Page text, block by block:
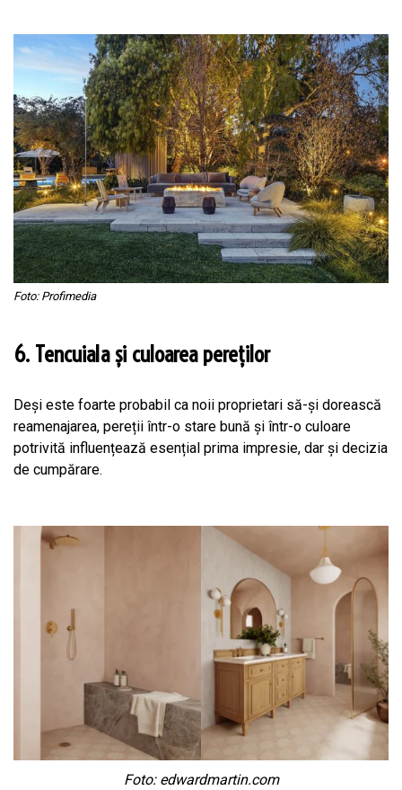
Foto: Profimedia
6. Tencuiala și culoarea pereților
Deși este foarte probabil ca noii proprietari să-și dorească
reamenajarea, pereții într-o stare bună și într-o culoare
potrivită influențează esențial prima impresie, dar și decizia
de cumpărare.
Foto: edwardmartin.com